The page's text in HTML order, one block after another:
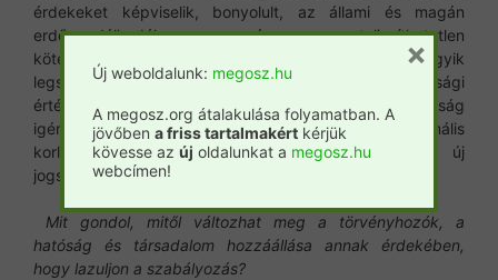
érdekeket képviselik, bonyolult, az állami és magán
erdőgazdálkodókra nézve teljesíthetetlen
kötelezettségeket tartalmaznak. Európa egyik
legszigorúbb erdőtörvényét tehát az erdők gazdasági
értékeit jobban kiaknázó, ugyanakkor a tartamosság
igényeinek is megfelelő, de csak a minimális
korlátozásokat és ellenőrzéseket tartalmazó új
jogszabályokkal kell felváltani.
Mit gondol, mitől változhat meg a törvényhozók, a
hatóság és társadalom hozzáállása annak érdekében,
hogy lazuljon a szabályozás?
Új weboldalunk: megosz.hu
A megosz.org átalakulása folyamatban. A
jövőben a friss tartalmakért kérjük
kövesse az új oldalunkat a megosz.hu
webcímen!
×